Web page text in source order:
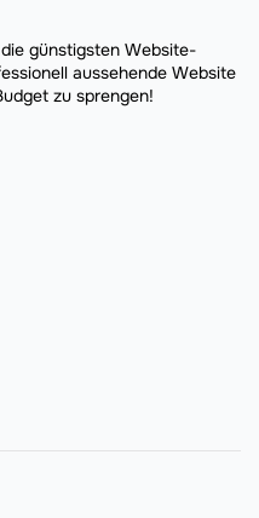
günstigsten Website-
aussehende Website
zu sprengen!